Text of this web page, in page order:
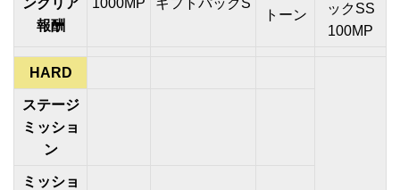
ックSS
100MP
ンクリア
報酬
1000MP ギフトパックS
トーン
HARD
ステージ
ミッショ
ン
ミッショ